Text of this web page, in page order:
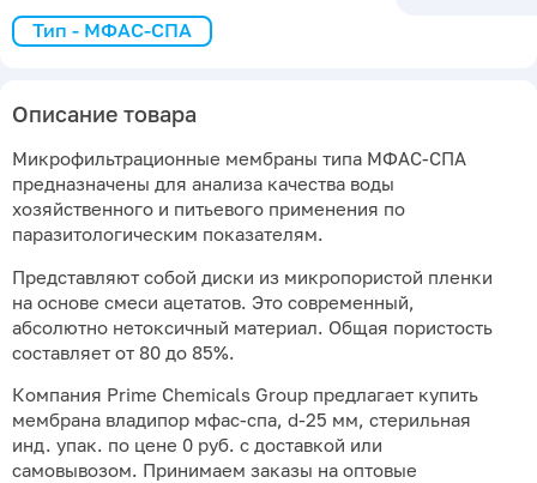
Тип - МФАС-СПА
Описание товара
Микрофильтрационные мембраны типа МФАС-СПА
предназначены для анализа качества воды
хозяйственного и питьевого применения по
паразитологическим показателям.
Представляют собой диски из микропористой пленки
на основе смеси ацетатов. Это современный,
абсолютно нетоксичный материал. Общая пористость
составляет от 80 до 85%.
Компания Prime Chemicals Group предлагает купить
мембрана владипор мфас-спа, d-25 мм, стерильная
инд. упак. по цене 0 руб. с доставкой или
самовывозом. Принимаем заказы на оптовые